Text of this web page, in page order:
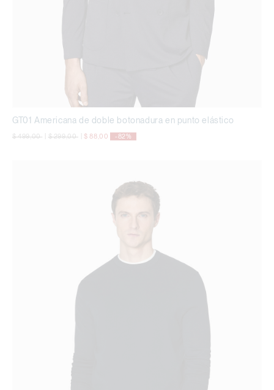
GT01 Americana de doble botonadura en punto elástico
precio rebajado desde
$ 499,00a precio rebajado desde
$ 299,00a $ 88,00 -82%